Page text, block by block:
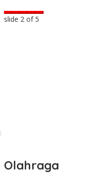
slide 2 of 5
Olahraga